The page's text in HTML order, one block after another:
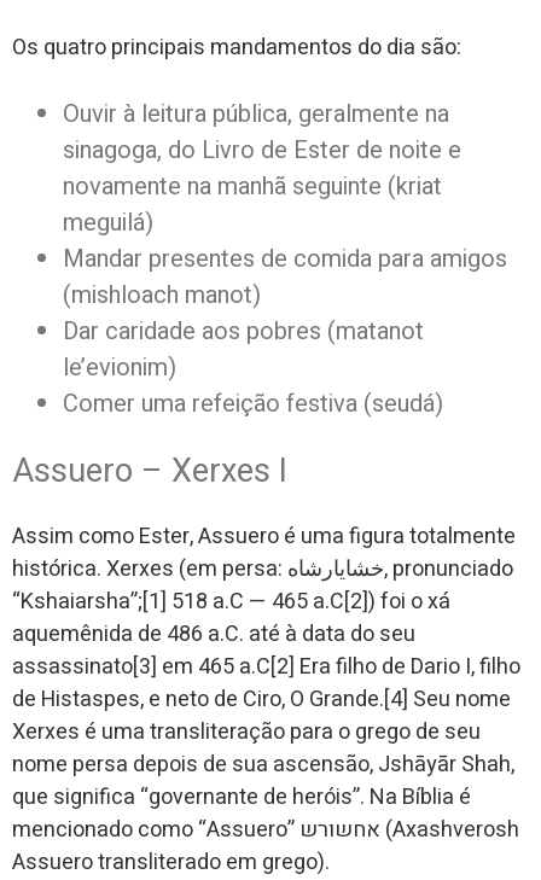
Os quatro principais mandamentos do dia são:
Ouvir à leitura pública, geralmente na
sinagoga, do Livro de Ester de noite e
novamente na manhã seguinte (kriat
meguilá)
Mandar presentes de comida para amigos
(mishloach manot)
Dar caridade aos pobres (matanot
le’evionim)
Comer uma refeição festiva (seudá)
Assuero – Xerxes I
Assim como Ester, Assuero é uma figura totalmente
histórica. Xerxes (em persa: خشایارشاه, pronunciado
“Kshaiarsha”;[1] 518 a.C — 465 a.C[2]) foi o xá
aquemênida de 486 a.C. até à data do seu
assassinato[3] em 465 a.C[2] Era filho de Dario I, filho
de Histaspes, e neto de Ciro, O Grande.[4] Seu nome
Xerxes é uma transliteração para o grego de seu
nome persa depois de sua ascensão, Jshāyār Shah,
que significa “governante de heróis”. Na Bíblia é
mencionado como “Assuero” אחשורש (Axashverosh
Assuero transliterado em grego).